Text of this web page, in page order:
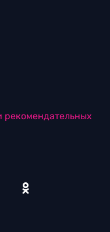
рекомендательных